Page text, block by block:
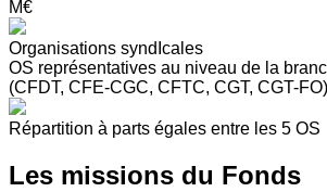
M€
Organisations syndIcales
OS représentatives au niveau de la
(CFDT, CFE-CGC, CFTC, CGT, CGT-FO)
Répartition à parts égales entre les 5 OS
Les missions du Fonds